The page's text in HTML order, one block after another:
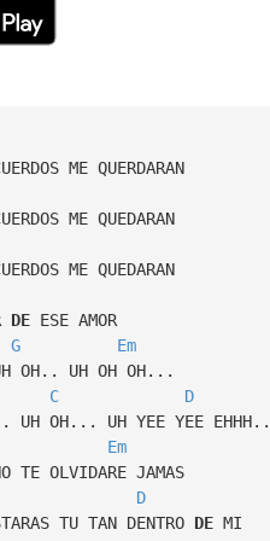
ME QUERDARAN
ME QUEDARAN
ME QUEDARAN
DEESE AMOR
G
Em
OH.. UH OH OH...
C
D
OH... UH YEE YEE
Em
TE OLVIDARE JAMAS
D
TU TAN DENTRO DEMI